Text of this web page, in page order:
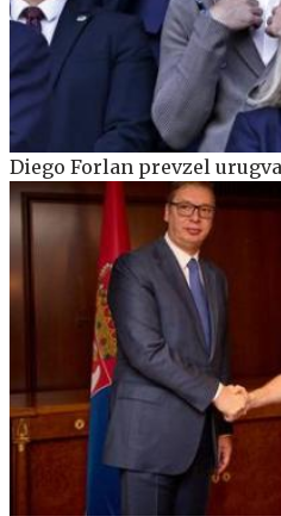
Diego Forlan prevzel